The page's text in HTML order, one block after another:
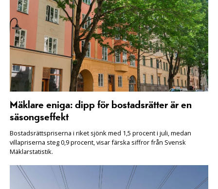
Mäklare eniga: dipp för bostadsrätter är en
säsongseffekt
Bostadsrättspriserna i riket sjönk med 1,5 procent i juli, medan
villapriserna steg 0,9 procent, visar färska siffror från Svensk
Mäklarstatistik.